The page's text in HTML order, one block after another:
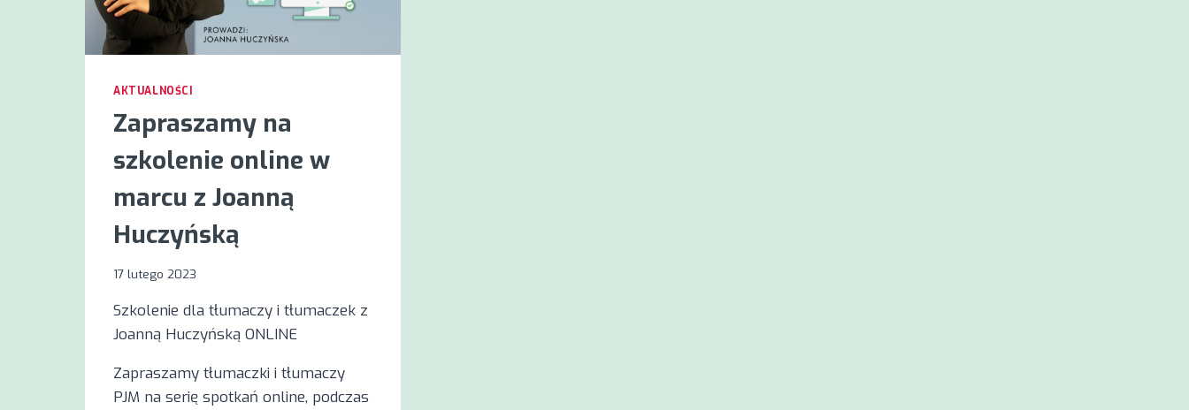
AKTUALNOŚCI
Zapraszamy na
szkolenie online w
marcu z Joanną
Huczyńską
17 lutego 2023
Szkolenie dla tłumaczy i tłumaczek z
Joanną Huczyńską ONLINE
Zapraszamy tłumaczki i tłumaczy
PJM na serię spotkań online, podczas